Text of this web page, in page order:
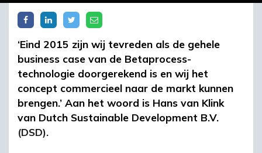
‘Eind 2015 zijn wij tevreden als de gehele
business case van de Betaprocess-
technologie doorgerekend is en wij het
concept commercieel naar de markt kunnen
brengen.’ Aan het woord is Hans van Klink
van Dutch Sustainable Development B.V.
(DSD).